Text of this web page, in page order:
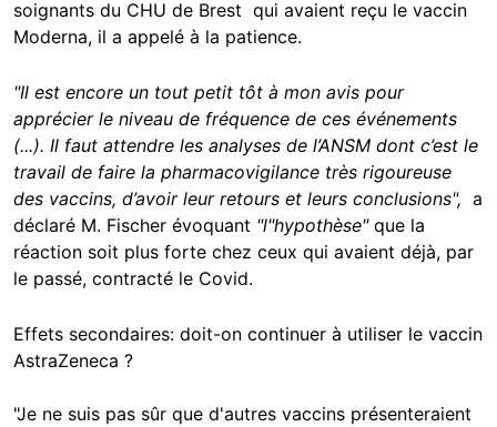
soignants du CHU de Brest qui avaient reçu le vaccin
Moderna, il a appelé à la patience.
"Il est encore un tout petit tôt à mon avis pour
apprécier le niveau de fréquence de ces événements
(...). Il faut attendre les analyses de l’ANSM dont c’est le
travail de faire la pharmacovigilance très rigoureuse
des vaccins, d’avoir leur retours et leurs conclusions", a
déclaré M. Fischer évoquant "l"hypothèse" que la
réaction soit plus forte chez ceux qui avaient déjà, par
le passé, contracté le Covid.
Effets secondaires: doit-on continuer à utiliser le vaccin
AstraZeneca ?
"Je ne suis pas sûr que d'autres vaccins présenteraient